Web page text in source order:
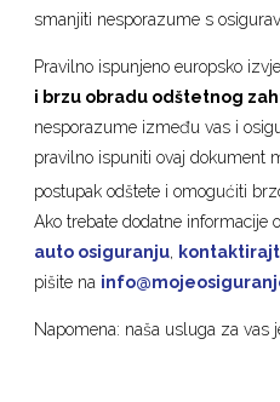
smanjiti nesporazume s
Pravilno ispunjeno europsko
i brzu obradu odštetnog
nesporazume između vas i
pravilno ispuniti ovaj dokument
postupak odštete i omogućiti
Ako trebate dodatne informacije
auto osiguranju,
pišite na
Napomena: naša usluga za vas